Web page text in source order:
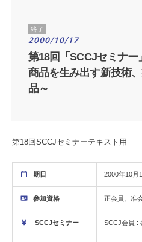
終了
2000/10/17
第18回「SCCJセミナ
商品を生み出す新技術
品～
第18回SCCJセミナーテキスト用
期日 2000年10月
参加資格 正会員、准
SCCJセミナー SCCJ会員 :